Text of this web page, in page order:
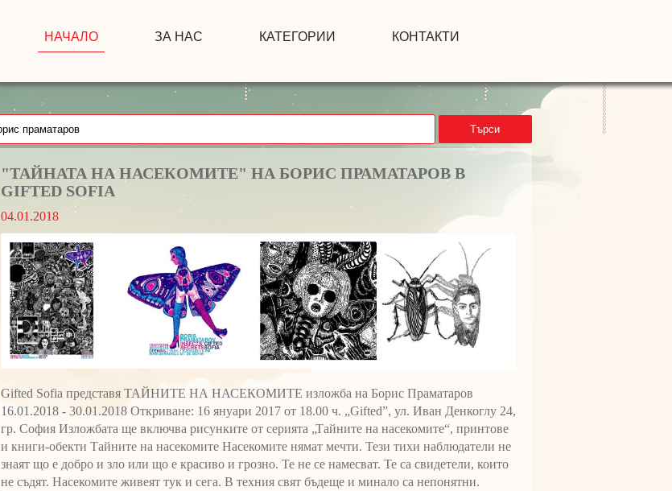
НАЧАЛО ЗА НАС КАТЕГОРИИ КОНТАКТИ
Търси
"ТАЙНАТА НА НАСЕКОМИТЕ" НА БОРИС ПРАМАТАРОВ В
GIFTED SOFIA
04.01.2018
Gifted Sofia представя ТАЙНИТЕ НА НАСЕКОМИТЕ изложба на Борис Праматаров
16.01.2018 - 30.01.2018 Откриване: 16 януари 2017 от 18.00 ч. „Gifted”, ул. Иван Денкоглу 24,
гр. София Изложбата ще включва рисунките от серията „Тайните на насекомите“, принтове
и книги-обекти Тайните на насекомите Насекомите нямат мечти. Тези тихи наблюдатели не
знаят що е добро и зло или що е красиво и грозно. Те не се намесват. Те са свидетели, които
не съдят. Насекомите живеят тук и сега. В техния свят бъдеще и минало са непонятни.